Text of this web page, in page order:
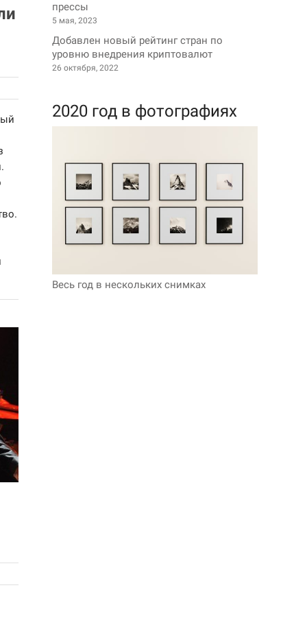
прессы
5 мая, 2023
Добавлен новый рейтинг стран по
уровню внедрения криптовалют
26 октября, 2022
2020 год в фотографиях
Весь год в нескольких снимках